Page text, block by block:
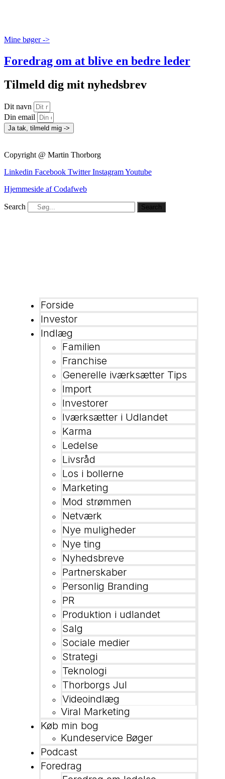
Mine bøger ->
Foredrag om at blive en bedre leder
Tilmeld dig mit nyhedsbrev
Dit navn
Din email
Ja tak, tilmeld mig ->
Copyright @ Martin Thorborg
Linkedin Facebook Twitter InstagramYoutube
Hjemmeside af Codafweb
Search Search
Forside
Investor
Indlæg
Familien
Franchise
Generelle iværksætter Tips
Import
Investorer
Iværksætter i Udlandet
Karma
Ledelse
Livsråd
Los i bollerne
Marketing
Mod strømmen
Netværk
Nye muligheder
Nye ting
Nyhedsbreve
Partnerskaber
Personlig Branding
PR
Produktion i udlandet
Salg
Sociale medier
Strategi
Teknologi
Thorborgs Jul
Videoindlæg
Viral Marketing
Køb min bog
Kundeservice Bøger
Podcast
Foredrag